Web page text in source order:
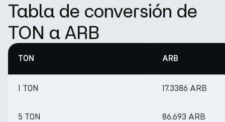
Tabla de conversión de
TON a ARB
TON ARB
1 TON 17.3386 ARB
5 TON 86.693 ARB